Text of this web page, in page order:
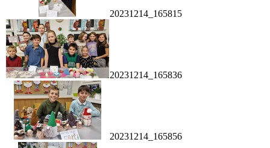
20231214_165815
20231214_165836
20231214_165856